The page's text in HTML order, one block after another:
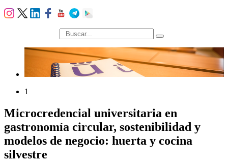
búsqueda
1
Microcredencial universitaria en
gastronomía circular, sostenibilidad y
modelos de negocio: huerta y cocina
silvestre